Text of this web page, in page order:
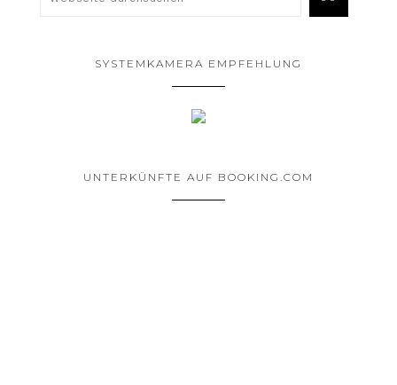
SYSTEMKAMERA EMPFEHLUNG
UNTERKÜNFTE AUF BOOKING.COM